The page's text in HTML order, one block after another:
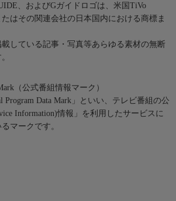
、およびGガイドロゴは、米国TiVo
はその関連会社の日本国内における商標ま
している記事・写真等あらゆる素材の無断
（公式番組情報マーク）
Program Data Mark」といい、テレビ番組の公
Information)情報」を利用したサービスに
マークです。